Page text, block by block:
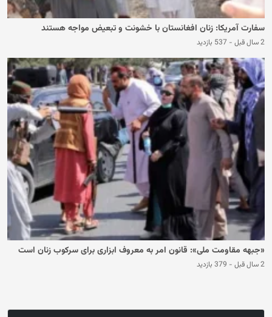
سفارت آمریکا: زنان افغانستان با خشونت و تبعیض مواجه هستند
2 سال قبل - 537 بازدید
«جبهه مقاومت ملی»: قانون امر به معروف ابزاری برای سرکوب زنان است
2 سال قبل - 379 بازدید